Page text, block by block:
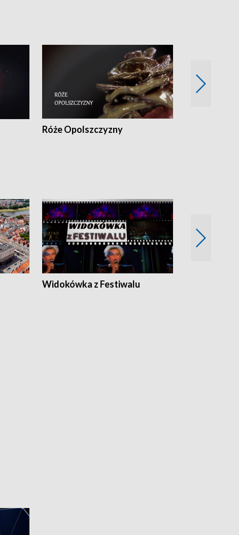
Róże Opolszczyzny
Widokówka z Festiwalu